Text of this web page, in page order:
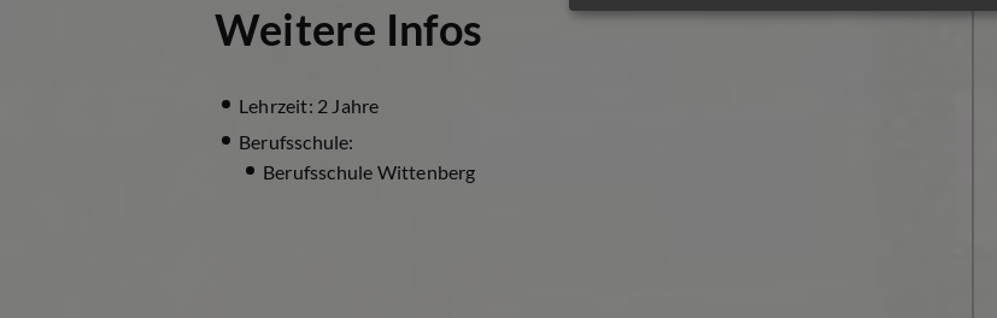
Weitere Infos
Lehrzeit: 2 Jahre
Berufsschule:
Berufsschule Wittenberg